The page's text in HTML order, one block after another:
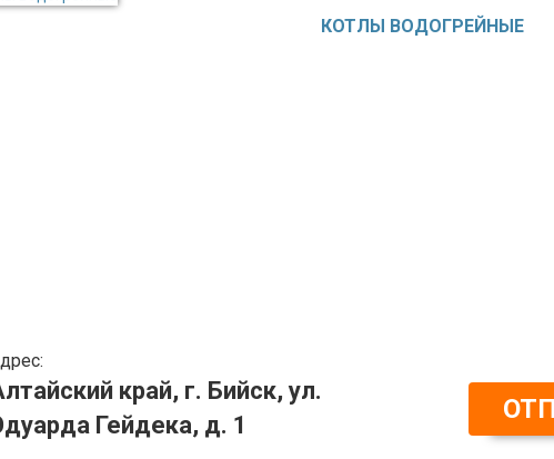
КОТЛЫ ВОДОГРЕЙНЫЕ
край, г. Бийск, ул.
Гейдека, д. 1